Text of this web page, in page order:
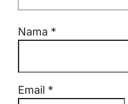
Nama *
Email *